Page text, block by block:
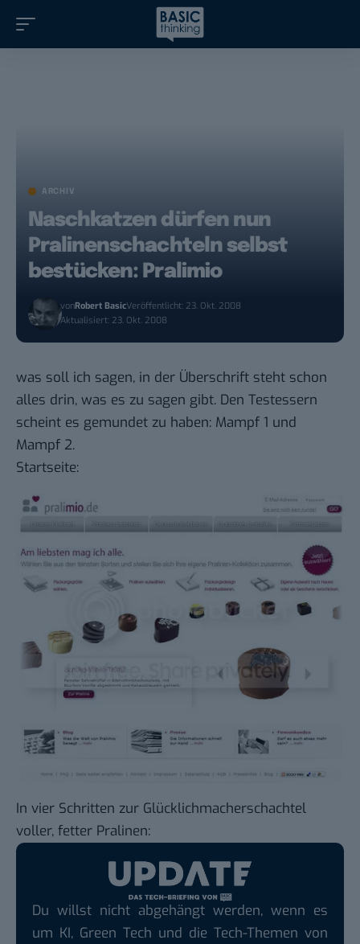
ARCHIV
Naschkatzen dürfen nun
Pralinenschachteln selbst
bestücken: Pralimio
vonRobert BasicVeröffentlicht: 23. Okt. 2008
Aktualisiert: 23. Okt. 2008
was soll ich sagen, in der Überschrift steht schon
alles drin, was es zu sagen gibt. Den Testessern
scheint es gemundet zu haben: Mampf 1 und
Mampf 2.
Startseite:
In vier Schritten zur Glücklichmacherschachtel
voller, fetter Pralinen:
Du willst nicht abgehängt werden, wenn es
um KI, Green Tech und die Tech-Themen von